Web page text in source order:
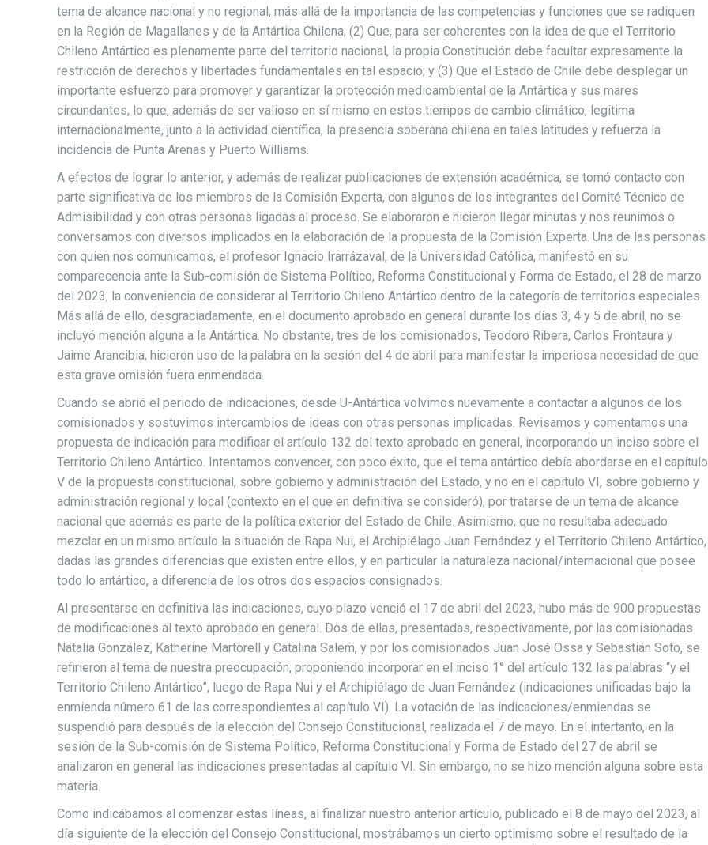
tema de alcance nacional y no regional, más allá de la importancia de las competencias y funciones que se radiquen
en la Región de Magallanes y de la Antártica Chilena; (2) Que, para ser coherentes con la idea de que el Territorio
Chileno Antártico es plenamente parte del territorio nacional, la propia Constitución debe facultar expresamente la
restricción de derechos y libertades fundamentales en tal espacio; y (3) Que el Estado de Chile debe desplegar un
importante esfuerzo para promover y garantizar la protección medioambiental de la Antártica y sus mares
circundantes, lo que, además de ser valioso en sí mismo en estos tiempos de cambio climático, legitima
internacionalmente, junto a la actividad científica, la presencia soberana chilena en tales latitudes y refuerza la
incidencia de Punta Arenas y Puerto Williams.
A efectos de lograr lo anterior, y además de realizar publicaciones de extensión académica, se tomó contacto con
parte significativa de los miembros de la Comisión Experta, con algunos de los integrantes del Comité Técnico de
Admisibilidad y con otras personas ligadas al proceso. Se elaboraron e hicieron llegar minutas y nos reunimos o
conversamos con diversos implicados en la elaboración de la propuesta de la Comisión Experta. Una de las personas
con quien nos comunicamos, el profesor Ignacio Irarrázaval, de la Universidad Católica, manifestó en su
comparecencia ante la Sub-comisión de Sistema Político, Reforma Constitucional y Forma de Estado, el 28 de marzo
del 2023, la conveniencia de considerar al Territorio Chileno Antártico dentro de la categoría de territorios especiales.
Más allá de ello, desgraciadamente, en el documento aprobado en general durante los días 3, 4 y 5 de abril, no se
incluyó mención alguna a la Antártica. No obstante, tres de los comisionados, Teodoro Ribera, Carlos Frontaura y
Jaime Arancibia, hicieron uso de la palabra en la sesión del 4 de abril para manifestar la imperiosa necesidad de que
esta grave omisión fuera enmendada.
Cuando se abrió el periodo de indicaciones, desde U-Antártica volvimos nuevamente a contactar a algunos de los
comisionados y sostuvimos intercambios de ideas con otras personas implicadas. Revisamos y comentamos una
propuesta de indicación para modificar el artículo 132 del texto aprobado en general, incorporando un inciso sobre el
Territorio Chileno Antártico. Intentamos convencer, con poco éxito, que el tema antártico debía abordarse en el capítulo
V de la propuesta constitucional, sobre gobierno y administración del Estado, y no en el capítulo VI, sobre gobierno y
administración regional y local (contexto en el que en definitiva se consideró), por tratarse de un tema de alcance
nacional que además es parte de la política exterior del Estado de Chile. Asimismo, que no resultaba adecuado
mezclar en un mismo artículo la situación de Rapa Nui, el Archipiélago Juan Fernández y el Territorio Chileno Antártico,
dadas las grandes diferencias que existen entre ellos, y en particular la naturaleza nacional/internacional que posee
todo lo antártico, a diferencia de los otros dos espacios consignados.
Al presentarse en definitiva las indicaciones, cuyo plazo venció el 17 de abril del 2023, hubo más de 900 propuestas
de modificaciones al texto aprobado en general. Dos de ellas, presentadas, respectivamente, por las comisionadas
Natalia González, Katherine Martorell y Catalina Salem, y por los comisionados Juan José Ossa y Sebastián Soto, se
refirieron al tema de nuestra preocupación, proponiendo incorporar en el inciso 1° del artículo 132 las palabras “y el
Territorio Chileno Antártico”, luego de Rapa Nui y el Archipiélago de Juan Fernández (indicaciones unificadas bajo la
enmienda número 61 de las correspondientes al capítulo VI). La votación de las indicaciones/enmiendas se
suspendió para después de la elección del Consejo Constitucional, realizada el 7 de mayo. En el intertanto, en la
sesión de la Sub-comisión de Sistema Político, Reforma Constitucional y Forma de Estado del 27 de abril se
analizaron en general las indicaciones presentadas al capítulo VI. Sin embargo, no se hizo mención alguna sobre esta
materia.
Como indicábamos al comenzar estas líneas, al finalizar nuestro anterior artículo, publicado el 8 de mayo del 2023, al
día siguiente de la elección del Consejo Constitucional, mostrábamos un cierto optimismo sobre el resultado de la